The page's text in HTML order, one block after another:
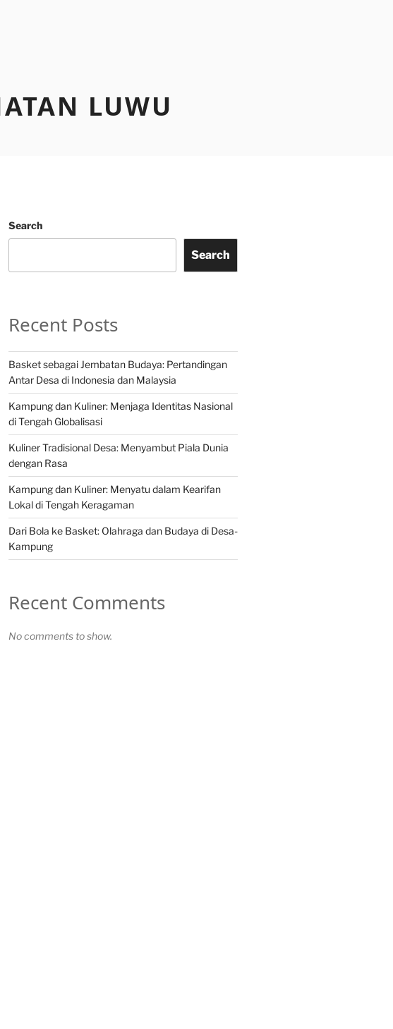
LUWU
Search
Search
Recent Posts
Basket sebagai Jembatan Budaya: Pertandingan
Antar Desa di Indonesia dan Malaysia
Kampung dan Kuliner: Menjaga Identitas Nasional
di Tengah Globalisasi
Kuliner Tradisional Desa: Menyambut Piala Dunia
dengan Rasa
Kampung dan Kuliner: Menyatu dalam Kearifan
Lokal di Tengah Keragaman
Dari Bola ke Basket: Olahraga dan Budaya di Desa-
Kampung
Recent Comments
No comments to show.